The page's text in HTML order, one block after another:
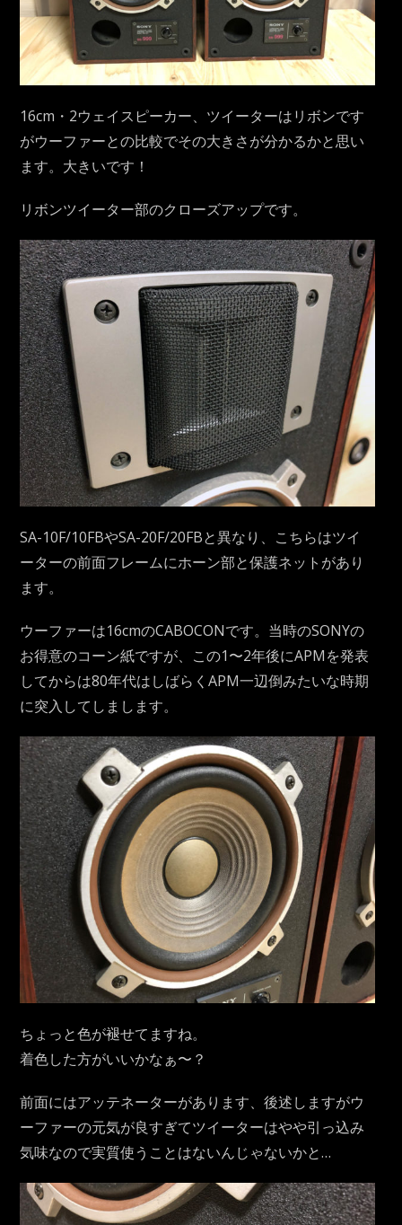
16cm・2ウェイスピーカー、ツイーターはリボンです
がウーファーとの比較でその大きさが分かるかと思い
ます。大きいです！
リボンツイーター部のクローズアップです。
SA-10F/10FBやSA-20F/20FBと異なり、こちらはツイ
ーターの前面フレームにホーン部と保護ネットがあり
ます。
ウーファーは16cmのCABOCONです。当時のSONYの
お得意のコーン紙ですが、この1〜2年後にAPMを発表
してからは80年代はしばらくAPM一辺倒みたいな時期
に突入してしまします。
ちょっと色が褪せてますね。
着色した方がいいかなぁ〜？
前面にはアッテネーターがあります、後述しますがウ
ーファーの元気が良すぎてツイーターはやや引っ込み
気味なので実質使うことはないんじゃないかと…